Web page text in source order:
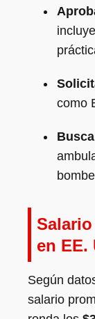
como
en EE.
Según
salario